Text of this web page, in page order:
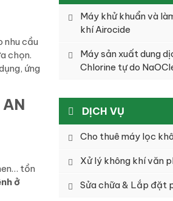
nhu cầu
chọn.
ứng
tồn
ở
Máy khử khuẩn và
khí Airocide
Máy sản xuất dung
Chlorine tự do
DỊCH VỤ
Cho thuê máy lọc
Xử lý không khí văn
Sửa chữa & Lắp đặt